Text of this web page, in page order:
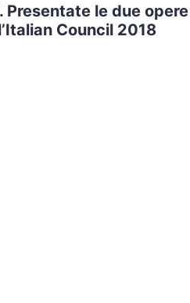
Presentate le due opere
Council 2018